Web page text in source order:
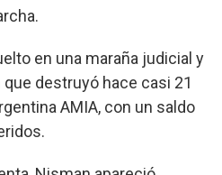
en una maraña judicial y
destruyó hace casi 21
AMIA, con un saldo